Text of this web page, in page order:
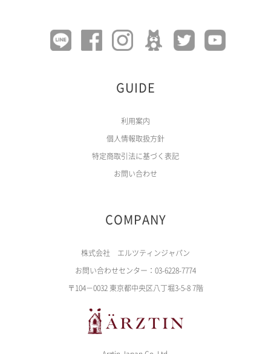
GUIDE
利用案内
個人情報取扱方針
特定商取引法に基づく表記
お問い合わせ
COMPANY
株式会社 エルツティンジャパン
お問い合わせセンター：03-6228-7774
〒104－0032 東京都中央区八丁堀3-5-8 7階